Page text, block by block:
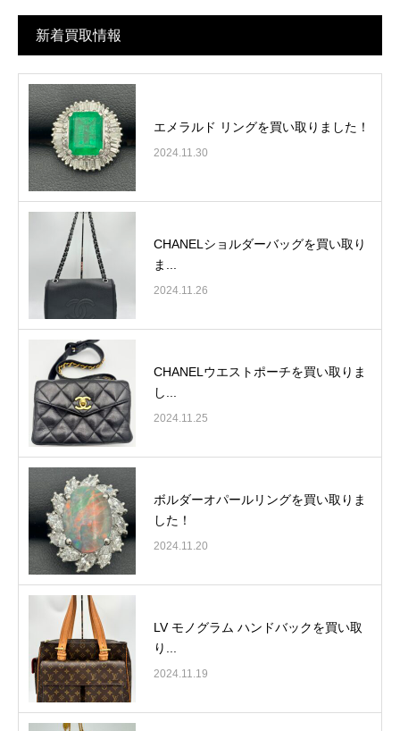
新着買取情報
エメラルド リングを買い取りました！
2024.11.30
CHANELショルダーバッグを買い取り
ま...
2024.11.26
CHANELウエストポーチを買い取りま
し...
2024.11.25
ボルダーオパールリングを買い取りま
した！
2024.11.20
LV モノグラム ハンドバックを買い取
り...
2024.11.19